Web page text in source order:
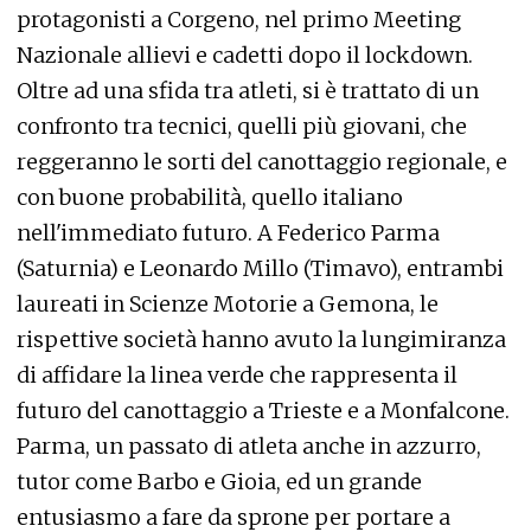
protagonisti a Corgeno, nel primo Meeting
Nazionale allievi e cadetti dopo il lockdown.
Oltre ad una sfida tra atleti, si è trattato di un
confronto tra tecnici, quelli più giovani, che
reggeranno le sorti del canottaggio regionale, e
con buone probabilità, quello italiano
nell'immediato futuro. A Federico Parma
(Saturnia) e Leonardo Millo (Timavo), entrambi
laureati in Scienze Motorie a Gemona, le
rispettive società hanno avuto la lungimiranza
di affidare la linea verde che rappresenta il
futuro del canottaggio a Trieste e a Monfalcone.
Parma, un passato di atleta anche in azzurro,
tutor come Barbo e Gioia, ed un grande
entusiasmo a fare da sprone per portare a